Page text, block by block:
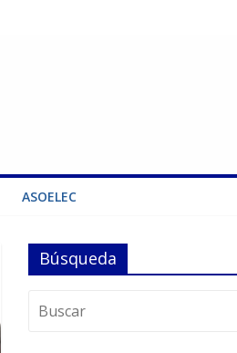
ASOELEC
Búsqueda